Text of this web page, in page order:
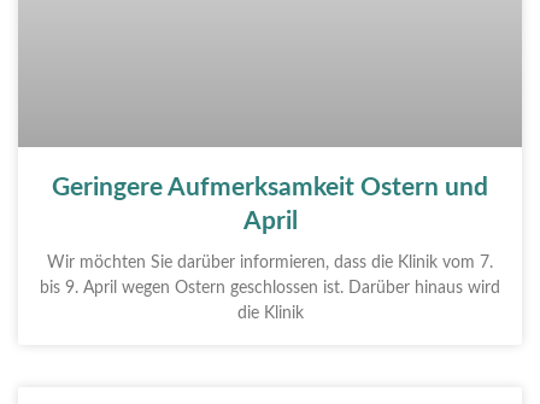
Geringere Aufmerksamkeit Ostern und
April
Wir möchten Sie darüber informieren, dass die Klinik vom 7.
bis 9. April wegen Ostern geschlossen ist. Darüber hinaus wird
die Klinik